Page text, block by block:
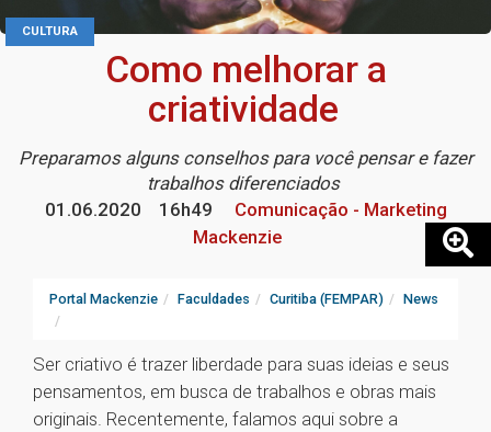
CULTURA
Como melhorar a
criatividade
Preparamos alguns conselhos para você pensar e fazer
trabalhos diferenciados
01.06.2020
16h49
Comunicação - Marketing
Mackenzie
Portal Mackenzie Faculdades Curitiba (FEMPAR) News
Ser criativo é trazer liberdade para suas ideias e seus
pensamentos, em busca de trabalhos e obras mais
originais. Recentemente, falamos aqui sobre a